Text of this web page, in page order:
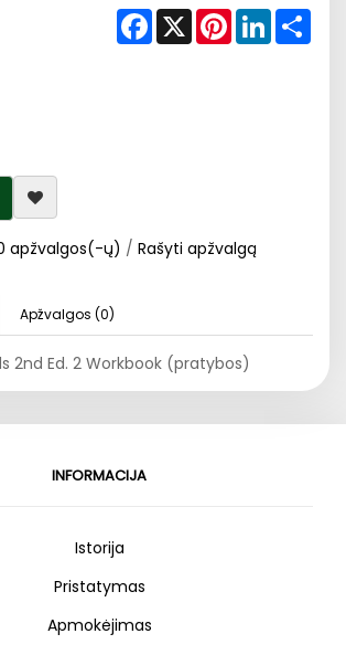
Facebook
X PinterestLinkedIn
apžvalgos(-ų) / Rašyti apžvalgą
Apžvalgos (0)
2nd Ed. 2 Workbook (pratybos)
INFORMACIJA
Istorija
Pristatymas
Apmokėjimas